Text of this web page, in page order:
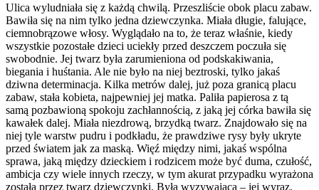
Ulica wyludniała się z każdą chwilą. Przeszliście obok placu zabaw.
Bawiła się na nim tylko jedna dziewczynka. Miała długie, falujące,
ciemnobrązowe włosy. Wyglądało na to, że teraz właśnie, kiedy
wszystkie pozostałe dzieci uciekły przed deszczem poczuła się
swobodnie. Jej twarz była zarumieniona od podskakiwania,
biegania i huśtania. Ale nie było na niej beztroski, tylko jakaś
dziwna determinacja. Kilka metrów dalej, już poza granicą placu
zabaw, stała kobieta, najpewniej jej matka. Paliła papierosa z tą
samą pozbawioną spokoju zachłannością, z jaką jej córka bawiła się
kawałek dalej. Miała niezdrową, brzydką twarz. Znajdowało się na
niej tyle warstw pudru i podkładu, że prawdziwe rysy były ukryte
przed światem jak za maską. Więź między nimi, jakaś wspólna
sprawa, jaką między dzieckiem i rodzicem może być duma, czułość,
ambicja czy wiele innych rzeczy, w tym akurat przypadku wyrażona
została przez twarz dziewczynki. Była wyzywająca – jej wyraz,